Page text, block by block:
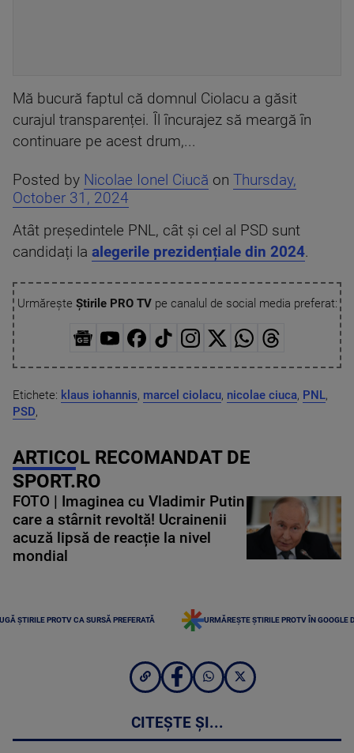
Mă bucură faptul că domnul Ciolacu a găsit
curajul transparenței. Îl încurajez să meargă în
continuare pe acest drum,...
Posted by Nicolae Ionel Ciucă on Thursday,
October 31, 2024
Atât președintele PNL, cât și cel al PSD sunt
candidați la alegerile prezidențiale din 2024.
Urmărește Știrile PRO TVpe canalul de social media preferat:
Etichete: klaus iohannis, marcel ciolacu, nicolae ciuca, PNL,
PSD,
ARTICOL RECOMANDAT DE
SPORT.RO
FOTO | Imaginea cu Vladimir Putin
care a stârnit revoltă! Ucrainenii
acuză lipsă de reacție la nivel
mondial
ȘTIRILE PROTV CA SURSĂ PREFERATĂ URMĂREȘTE ȘTIRILE PROTV ÎN GOOGLE
CITEȘTE ȘI...